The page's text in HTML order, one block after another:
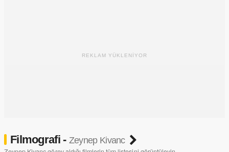
REKLAM YÜKLENİYOR
Filmografi - Zeynep Kivanc